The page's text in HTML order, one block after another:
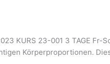
KURS 23-001 3 TAGE
Körperproportionen.